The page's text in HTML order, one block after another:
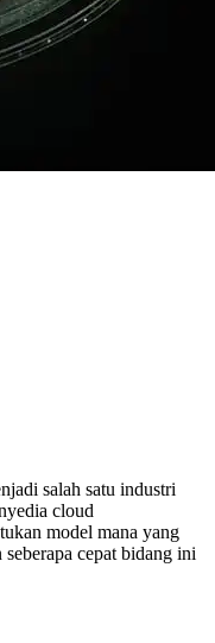
salah satu industri
cloud
model mana yang
cepat bidang ini